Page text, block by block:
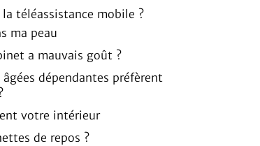
téléassistance mobile ?
ma peau
a mauvais goût ?
dépendantes préfèrent
votre intérieur
de repos ?